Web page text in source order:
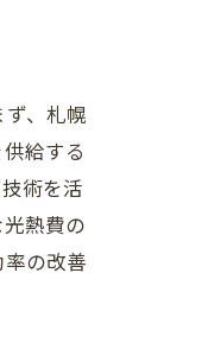
、札幌
給する
術を活
熱費の
の改善